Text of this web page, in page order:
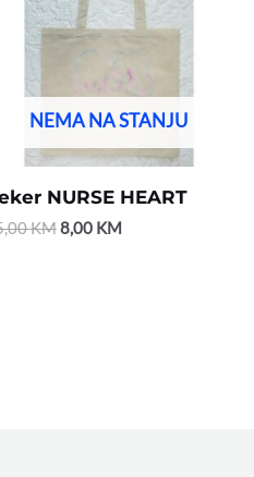
NEMA NA STANJU
NURSE HEART
KM8,00 KM